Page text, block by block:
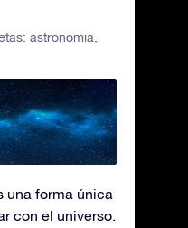
astronomia
una forma única
con el universo.